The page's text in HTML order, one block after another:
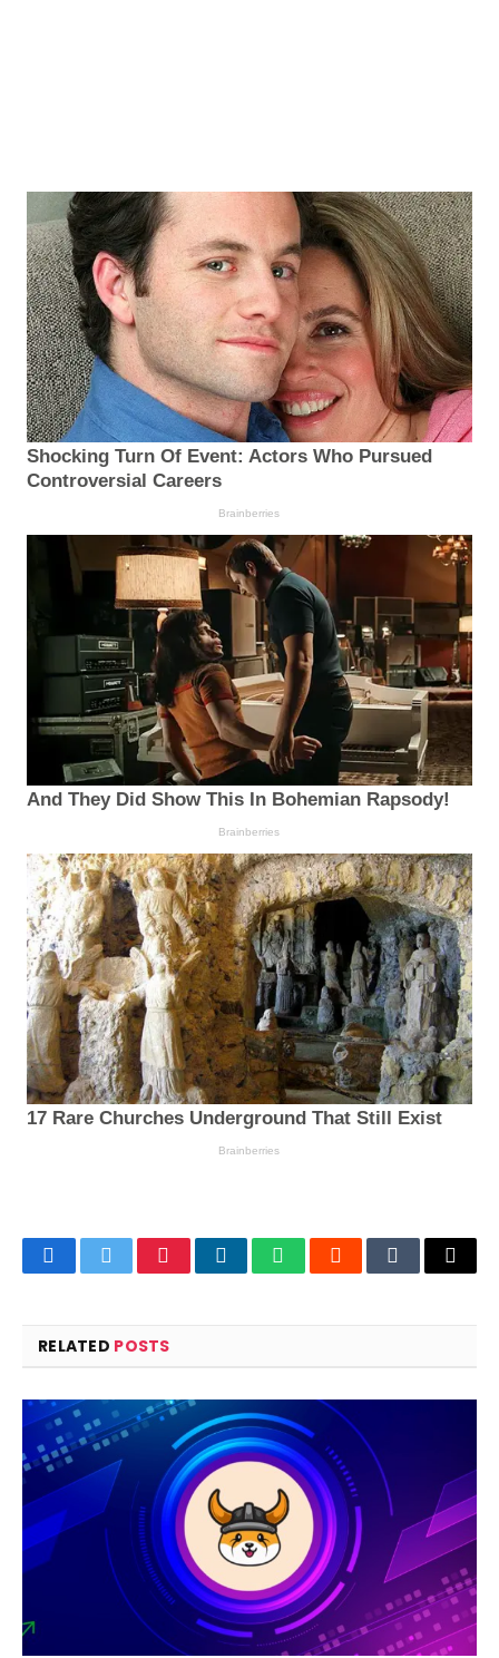
FacebookTwitterPinterestLinkedInWhatsAppRedditTumblrEmail
RELATED POSTS